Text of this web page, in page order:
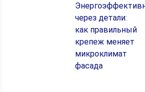
через детали:
как правильный
крепеж меняет
микроклимат
фасада